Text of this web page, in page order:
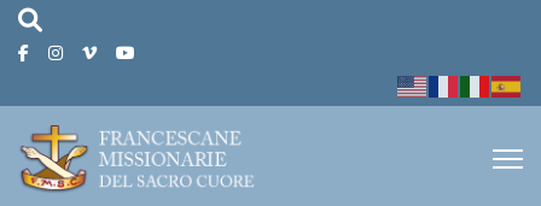
FacebookInstagram
Vimeo
fa-
glass